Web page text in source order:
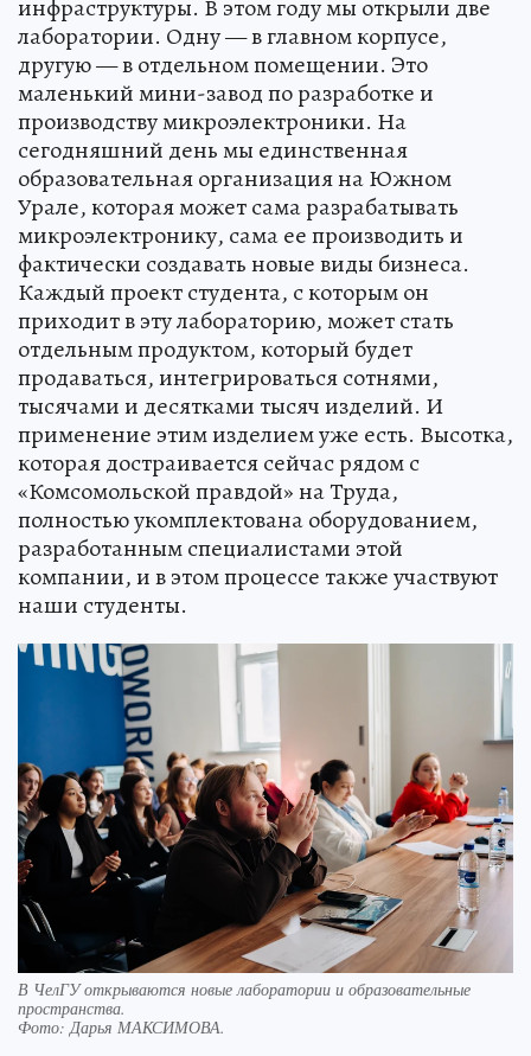
инфраструктуры. В этом году мы открыли две
лаборатории. Одну — в главном корпусе,
другую — в отдельном помещении. Это
маленький мини-завод по разработке и
производству микроэлектроники. На
сегодняшний день мы единственная
образовательная организация на Южном
Урале, которая может сама разрабатывать
микроэлектронику, сама ее производить и
фактически создавать новые виды бизнеса.
Каждый проект студента, с которым он
приходит в эту лабораторию, может стать
отдельным продуктом, который будет
продаваться, интегрироваться сотнями,
тысячами и десятками тысяч изделий. И
применение этим изделием уже есть. Высотка,
которая достраивается сейчас рядом с
«Комсомольской правдой» на Труда,
полностью укомплектована оборудованием,
разработанным специалистами этой
компании, и в этом процессе также участвуют
наши студенты.
В ЧелГУ открываются новые лаборатории и образовательные
пространства.
Фото: Дарья МАКСИМОВА.